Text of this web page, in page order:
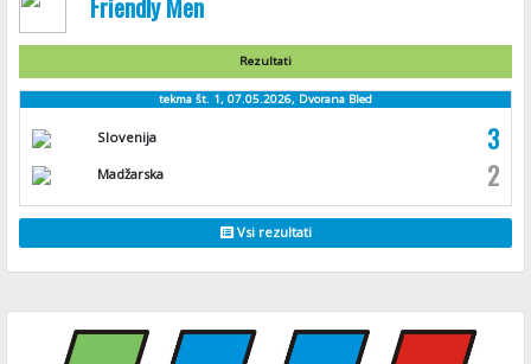
Rezultati
tekma št. 1, 07.05.2026, Dvorana Bled
Slovenija 3
Madžarska 2
Vsi rezultati